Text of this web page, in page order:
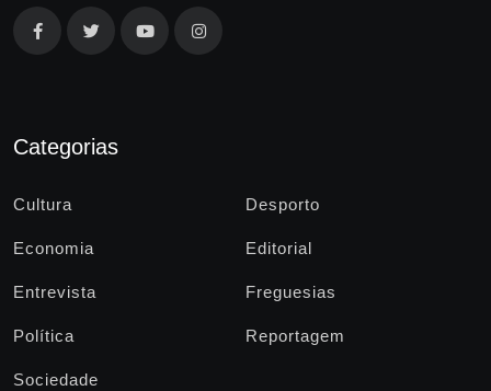
Categorias
Cultura Desporto
Economia Editorial
Entrevista Freguesias
Política Reportagem
Sociedade